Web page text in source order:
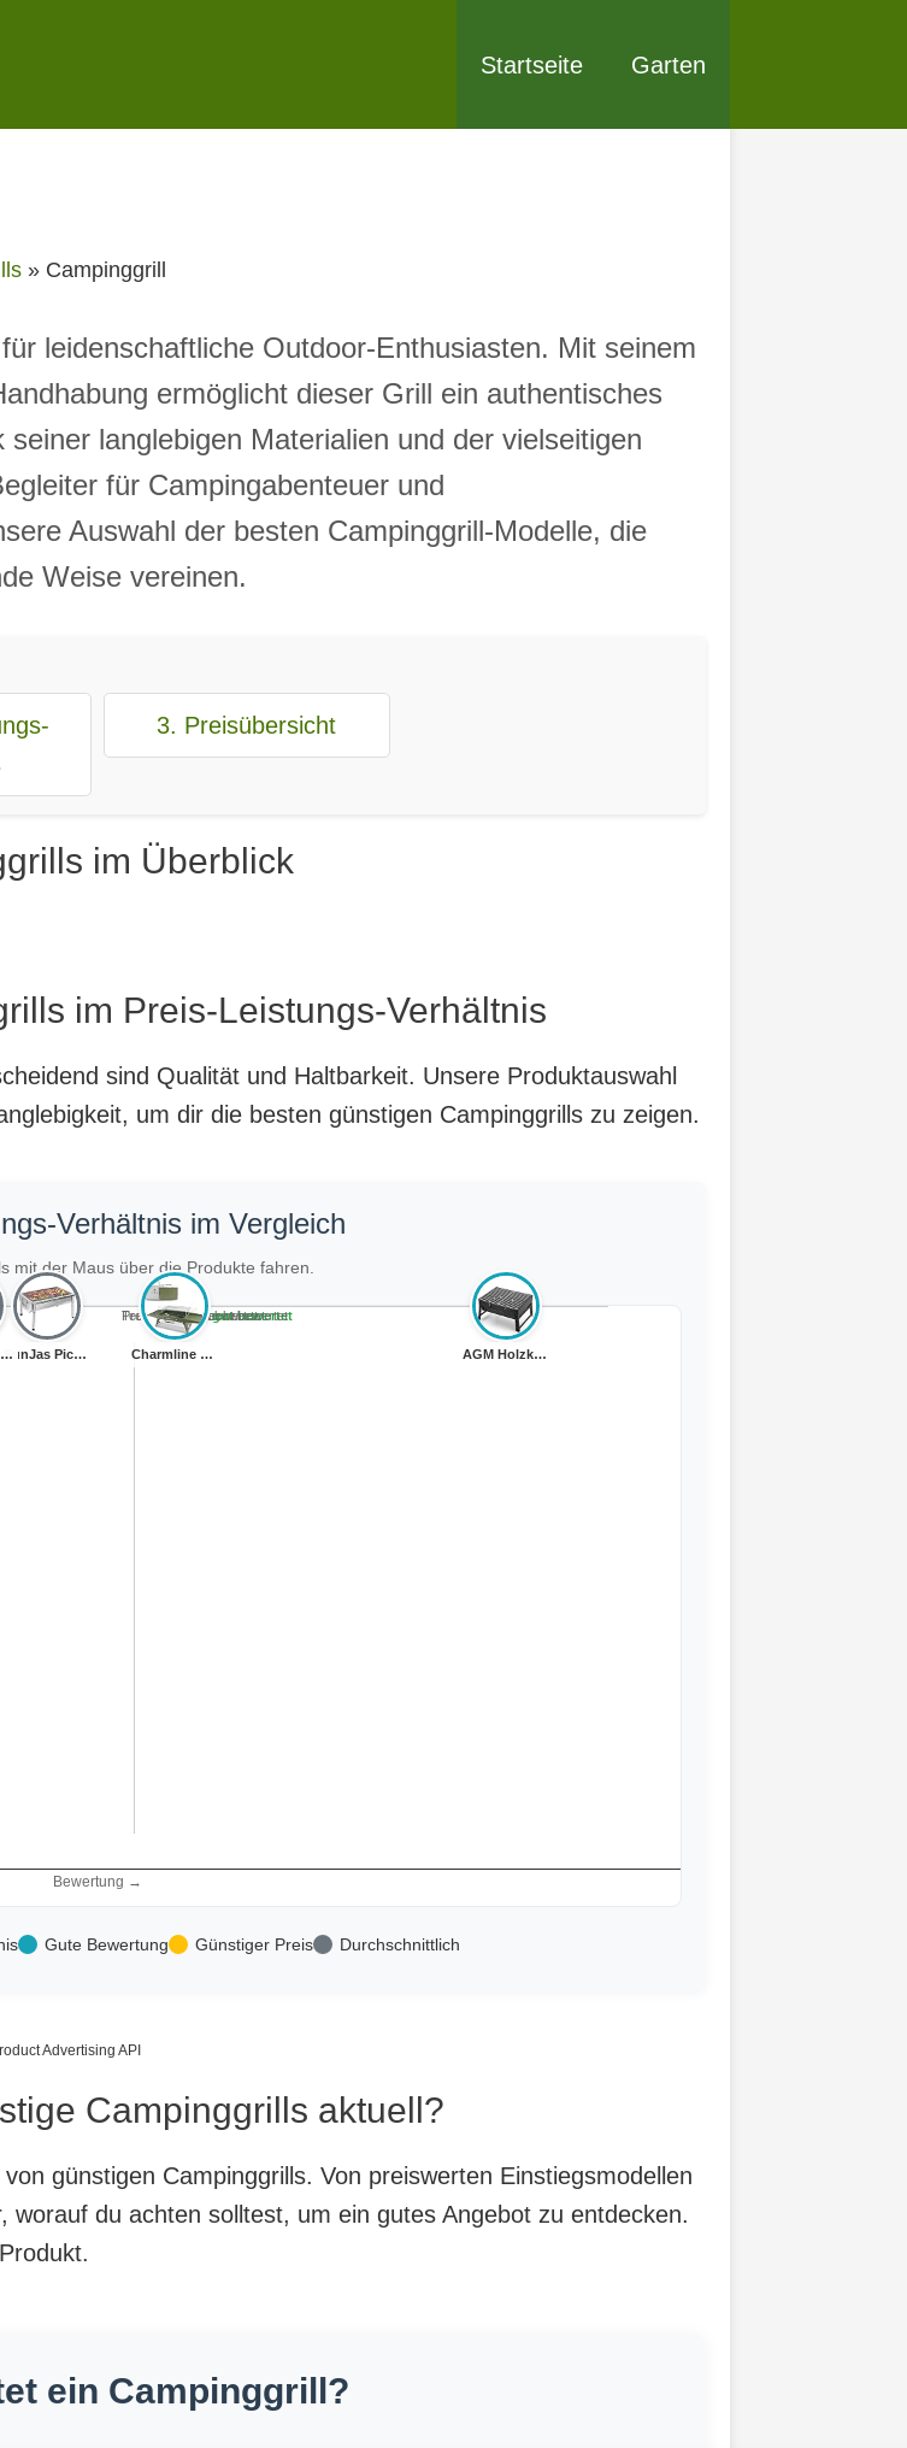
Startseite Garten
» Campinggrill
leidenschaftliche Outdoor-Enthusiasten. Mit seinem
ermöglicht dieser Grill ein authentisches
langlebigen Materialien und der vielseitigen
für Campingabenteuer und
Auswahl der besten Campinggrill-Modelle, die
Weise vereinen.
3. Preisübersicht
im Überblick
im Preis-Leistungs-Verhältnis
sind Qualität und Haltbarkeit. Unsere Produktauswahl
um dir die besten günstigen Campinggrills zu zeigen.
Verhältnis im Vergleich
mit der Maus über die Produkte fahren.
Bewertung →
Teuer, gut bewertet
Teuer, schlecht bewertet
Preiswert, gut bewertet
Preiswert, schlecht bewertet
AGM Holzkohlegr...
Charmline Tragb...
SunJas Picknick...
® Ga...
Enders Gasgrill...
Gute Bewertung Günstiger Preis Durchschnittlich
Advertising API
Campinggrills aktuell?
günstigen Campinggrills. Von preiswerten Einstiegsmodellen
du achten solltest, um ein gutes Angebot zu entdecken.
ein Campinggrill?